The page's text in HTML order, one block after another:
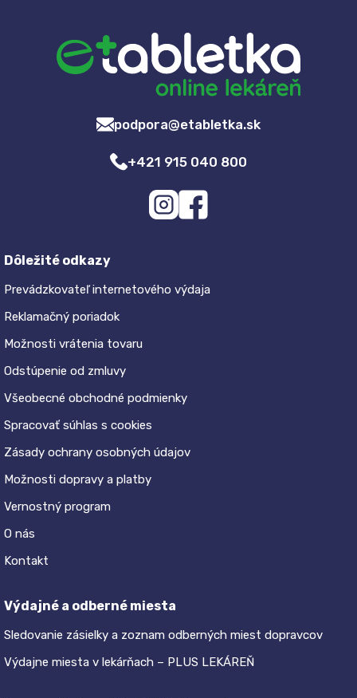
podpora@etabletka.sk
+421 915 040 800
Dôležité odkazy
Prevádzkovateľ internetového výdaja
Reklamačný poriadok
Možnosti vrátenia tovaru
Odstúpenie od zmluvy
Všeobecné obchodné podmienky
Spracovať súhlas s cookies
Zásady ochrany osobných údajov
Možnosti dopravy a platby
Vernostný program
O nás
Kontakt
Výdajné a odberné miesta
Sledovanie zásielky a zoznam odberných miest dopravcov
Výdajne miesta v lekárňach – PLUS LEKÁREŇ